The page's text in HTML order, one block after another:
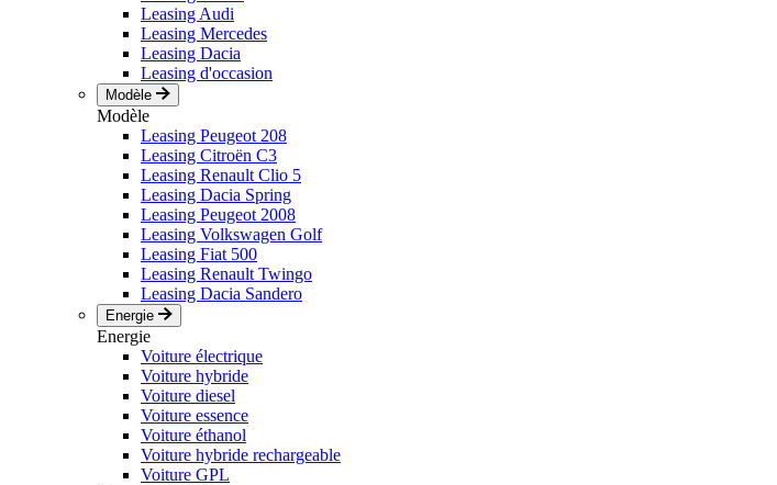
Leasing Audi
Leasing Mercedes
Leasing Dacia
Leasing d'occasion
Modèle
Modèle
Leasing Peugeot 208
Leasing Citroën C3
Leasing Renault Clio 5
Leasing Dacia Spring
Leasing Peugeot 2008
Leasing Volkswagen Golf
Leasing Fiat 500
Leasing Renault Twingo
Leasing Dacia Sandero
Energie
Energie
Voiture électrique
Voiture hybride
Voiture diesel
Voiture essence
Voiture éthanol
Voiture hybride rechargeable
Voiture GPL